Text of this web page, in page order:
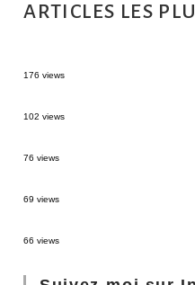
ARTICLES LES
176 views
102 views
76 views
69 views
66 views